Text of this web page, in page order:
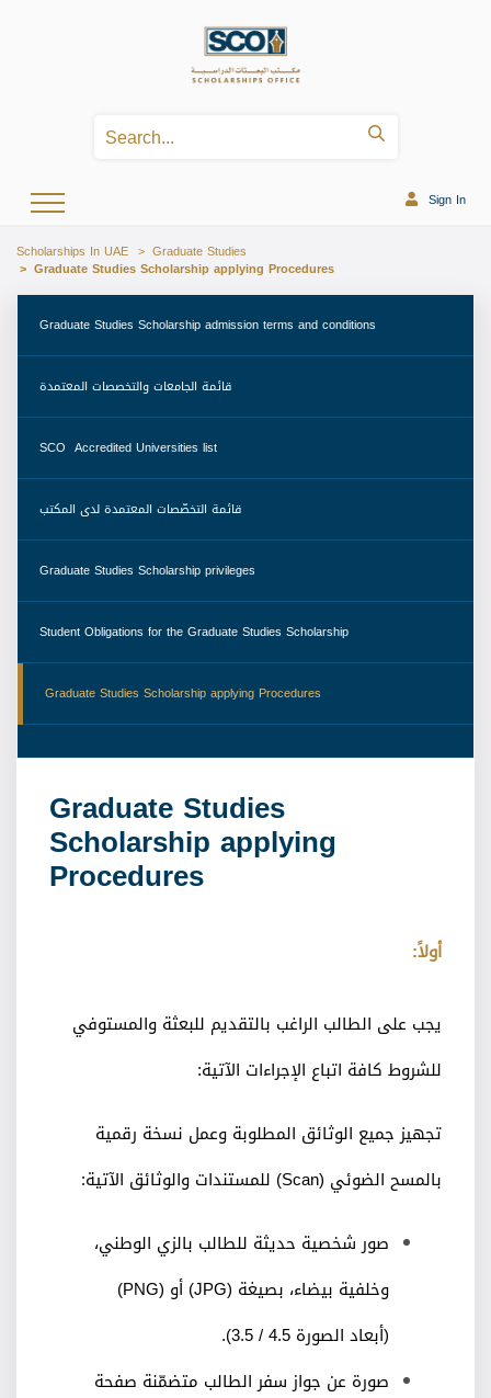
Sign In
Scholarships In UAE Graduate Studies
Graduate Studies Scholarship applying Procedures
Graduate Studies Scholarship admission terms and conditions
SCO  Accredited Universities list
Graduate Studies Scholarship privileges
Student Obligations for the Graduate Studies Scholarship
Graduate Studies Scholarship applying Procedures
Graduate Studies
Scholarship applying
Procedures
أولاً:
يجب على الطالب الراغب بالتقديم للبعثة والمستوفي
للشروط كافة اتباع الإجراءات الآتية:
تجهيز جميع الوثائق المطلوبة وعمل نسخة رقمية
بالمسح الضوئي (Scan) للمستندات والوثائق الآتية:
صور شخصية حديثة للطالب بالزي الوطني،
وخلفية بيضاء، بصيغة (JPG) أو (PNG
)
(أبعاد الصورة 4.5 / 3.5
).
صورة عن جواز سفر الطالب متضمّنة صفحة